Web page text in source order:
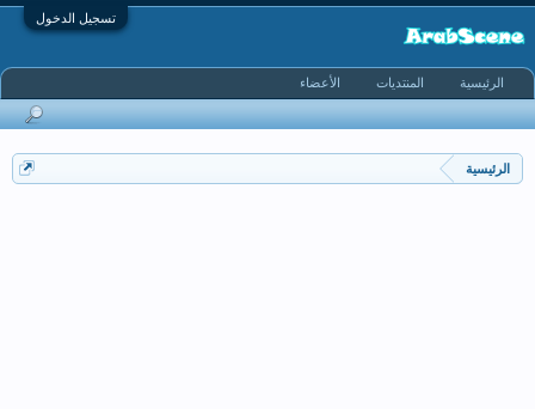
تسجيل الدخول
الرئيسية
الرئيسية المنتديات الأعضاء